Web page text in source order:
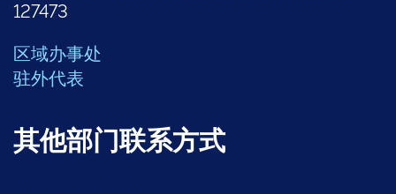
127473
区域办事处
驻外代表
其他部门联系方式